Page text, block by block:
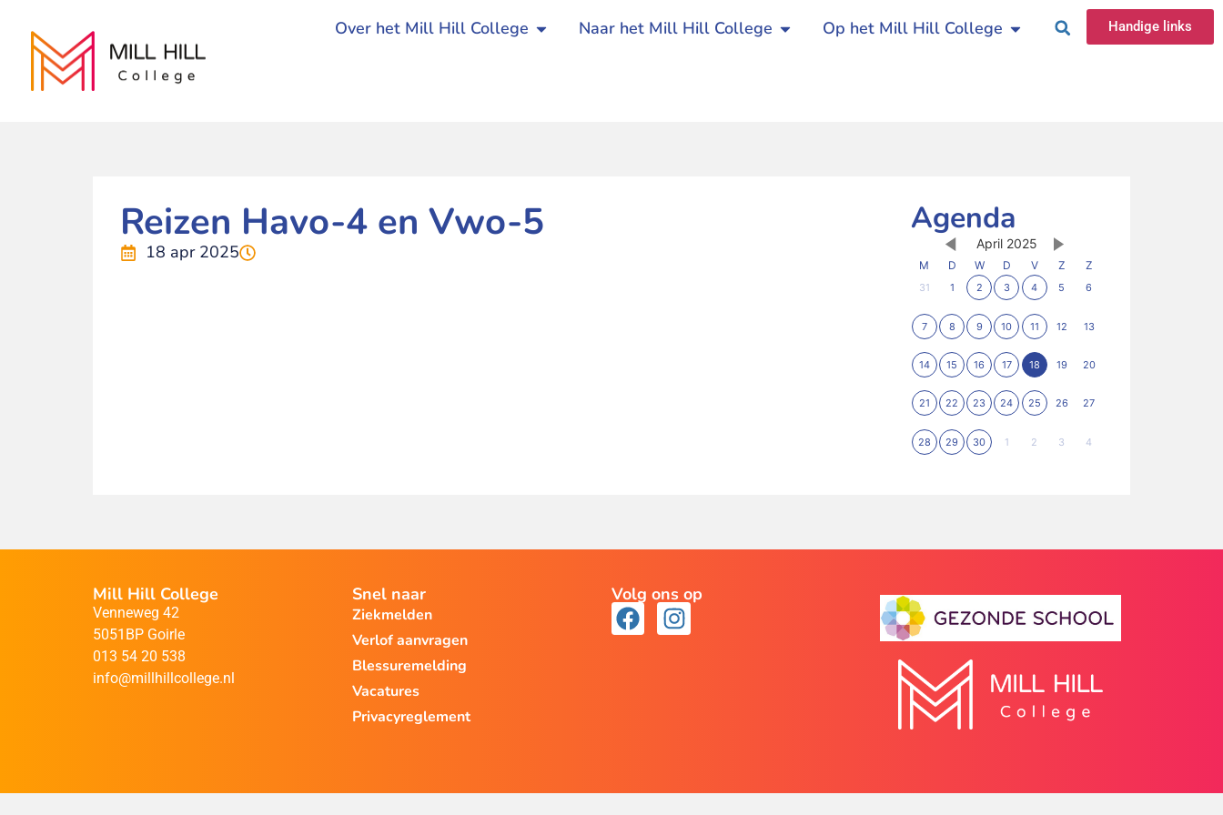
Over het Mill Hill College Naar het Mill Hill College Op het Mill Hill College Handige links
Reizen Havo-4 en Vwo-5
18 apr 2025
Agenda
April 2025
M D W D V Z Z
31 1 2 3 4 5 6
7 8 9 10 11 12 13
14 15 16 17 18 19 20
21 22 23 24 25 26 27
28 29 30 1 2 3 4
Mill Hill College
Venneweg 42
5051BP Goirle
013 54 20 538
info@millhillcollege.nl
Snel naar
Ziekmelden
Verlof aanvragen
Blessuremelding
Vacatures
Privacyreglement
Volg ons op